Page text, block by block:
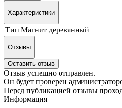
Характеристики
Тип Магнит деревянный
Отзывы
Оставить отзыв
Отзыв успешно отправлен.
Он будет проверен
Перед публикацией отзывы
Информация